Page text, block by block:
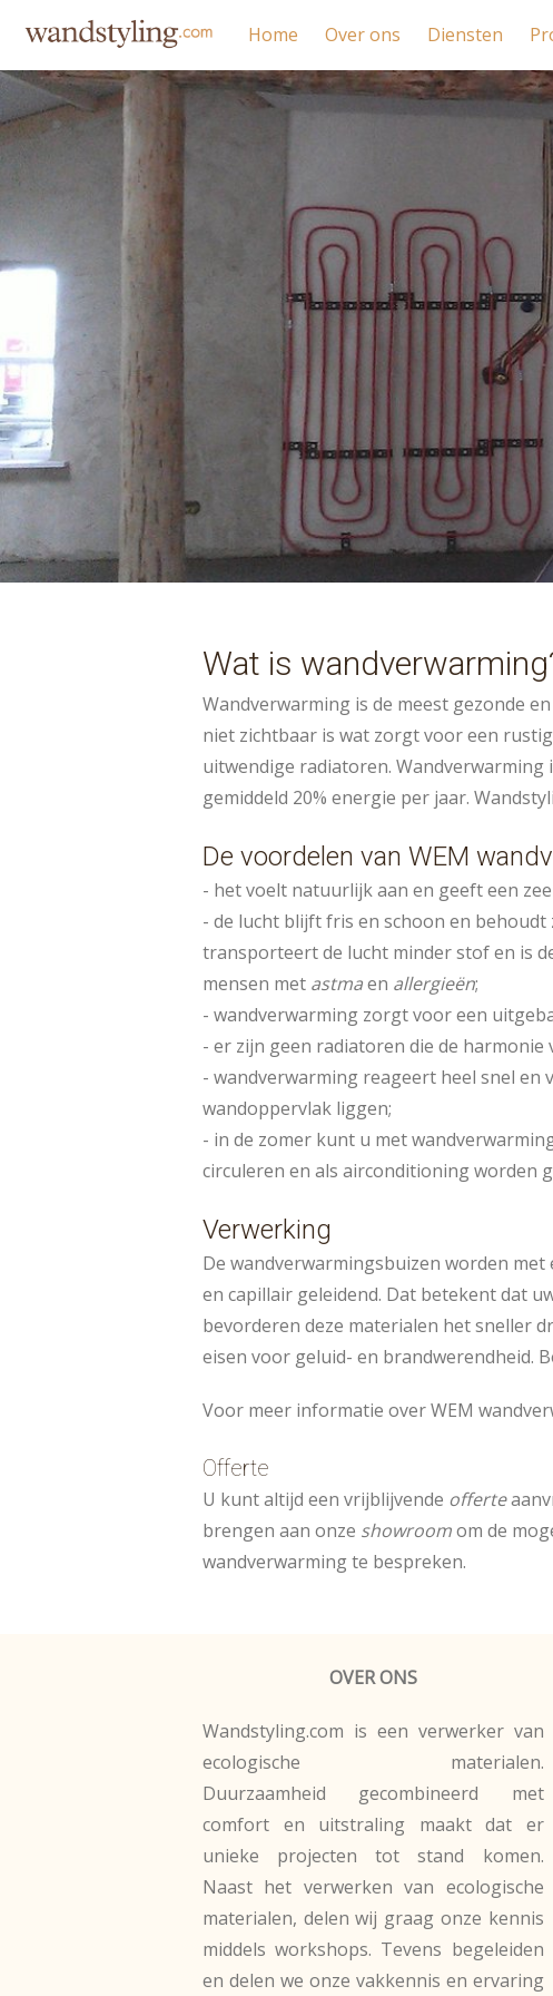
Home Over ons Diensten
Wat is
Wandverwarming is de meest gezonde
niet zichtbaar is wat zorgt voor een
uitwendige radiatoren.
gemiddeld 20% energie per jaar.
De voordelen van WEM
- het voelt natuurlijk aan en geeft een
- de lucht blijft fris en schoon en
transporteert de lucht minder stof en is
mensen met astmaen allergieën;
- wandverwarming zorgt voor een
- er zijn geen radiatoren die de
- wandverwarming reageert heel snel
wandoppervlak liggen;
- in de zomer kunt u met
circuleren en als airconditioning worden
Verwerking
De wandverwarmingsbuizen worden
en capillair geleidend. Dat betekent dat
bevorderen deze materialen het sneller
eisen voor geluid- en brandwerendheid.
Voor meer informatie over WEM
Offerte
U kunt altijd een vrijblijvende offerte
brengen aan onze showroomom de
wandverwarming te bespreken.
OVER ONS
Wandstyling.com is een verwerker van
ecologische materialen.
Duurzaamheid gecombineerd met
comfort en uitstraling maakt dat er
unieke projecten tot stand komen.
Naast het verwerken van ecologische
materialen, delen wij graag onze kennis
middels workshops. Tevens begeleiden
en delen we onze vakkennis en ervaring